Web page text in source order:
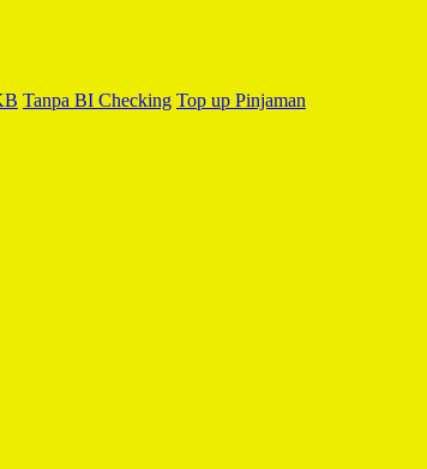
Tanpa BI Checking Top up Pinjaman